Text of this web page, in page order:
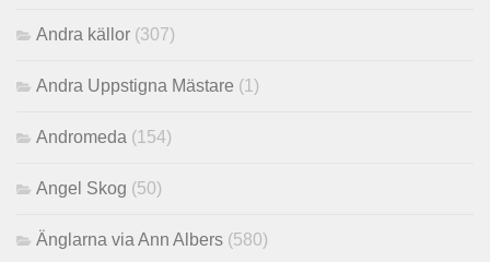
Andra källor (307)
Andra Uppstigna Mästare (1)
Andromeda (154)
Angel Skog (50)
Änglarna via Ann Albers (580)